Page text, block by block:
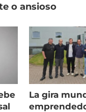
o ansioso
La gira